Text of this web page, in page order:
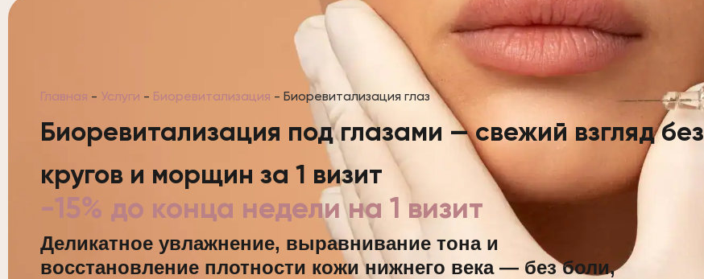
Главная - Услуги - Биоревитализация - Биоревитализация глаз
Биоревитализация под глазами — свежий взгляд без
кругов и морщин за 1 визит
-15% до конца недели на 1 визит
Деликатное увлажнение, выравнивание тона и
восстановление плотности кожи нижнего века — без боли,